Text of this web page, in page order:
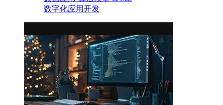
数字化应用开发